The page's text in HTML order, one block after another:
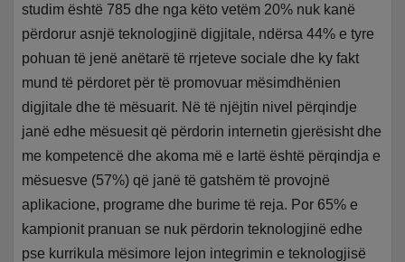
studim është 785 dhe nga këto vetëm 20% nuk kanë
përdorur asnjë teknologjinë digjitale, ndërsa 44% e tyre
pohuan të jenë anëtarë të rrjeteve sociale dhe ky fakt
mund të përdoret për të promovuar mësimdhënien
digjitale dhe të mësuarit. Në të njëjtin nivel përqindje
janë edhe mësuesit që përdorin internetin gjerësisht dhe
me kompetencë dhe akoma më e lartë është përqindja e
mësuesve (57%) që janë të gatshëm të provojnë
aplikacione, programe dhe burime të reja. Por 65% e
kampionit pranuan se nuk përdorin teknologjinë edhe
pse kurrikula mësimore lejon integrimin e teknologjisë